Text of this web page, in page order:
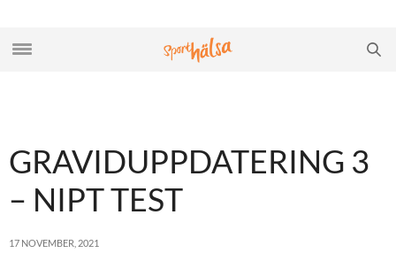
GRAVIDUPPDATERING 3
– NIPT TEST
17 NOVEMBER, 2021